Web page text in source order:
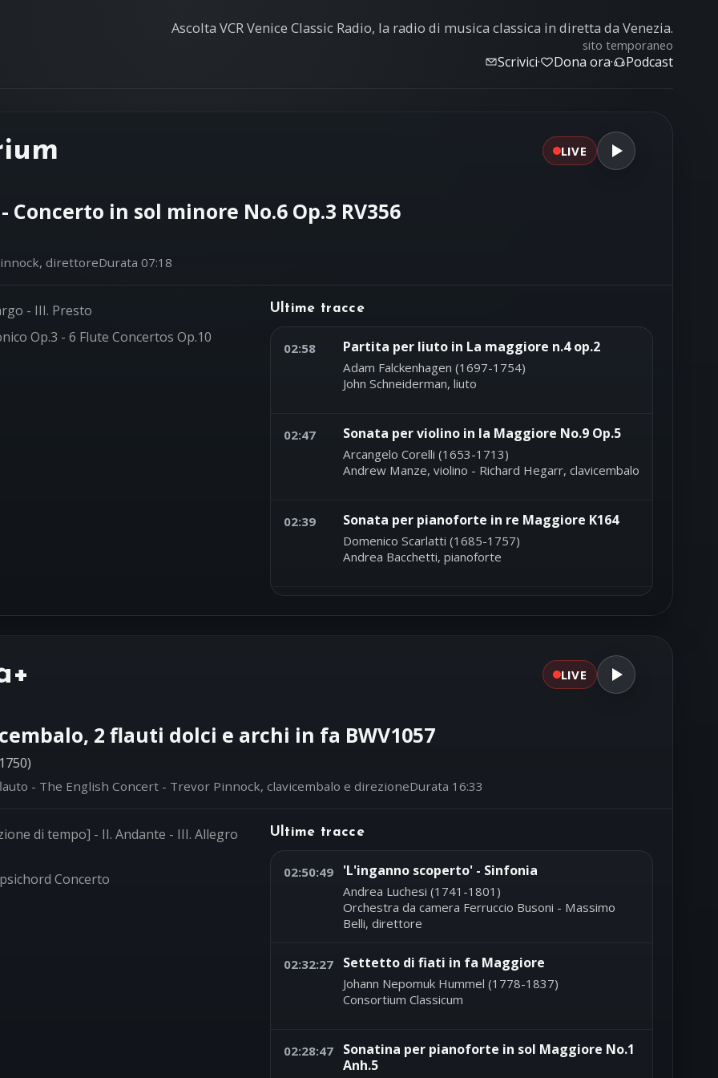
Ascolta VCR Venice Classic Radio, la radio di musica classica in diretta da Venezia.
sito temporaneo
Scrivici· Dona ora· Podcast
LIVE
in sol minore No.6 Op.3 RV356
direttoreDurata 07:18
- III. Presto
Op.3 - 6 Flute Concertos Op.10
Ultime tracce
02:58 Partita per liuto in La maggiore n.4 op.2
Adam Falckenhagen (1697-1754)
John Schneiderman, liuto
02:47 Sonata per violino in la Maggiore No.9 Op.5
Arcangelo Corelli (1653-1713)
Andrew Manze, violino - Richard Hegarr, clavicembalo
02:39 Sonata per pianoforte in re Maggiore K164
Domenico Scarlatti (1685-1757)
Andrea Bacchetti, pianoforte
LIVE
2 flauti dolci e archi in fa BWV1057
- The English Concert - Trevor Pinnock, clavicembalo e direzioneDurata 16:33
di tempo] - II. Andante - III. Allegro
Concerto
Ultime tracce
02:50:49 'L'inganno scoperto' - Sinfonia
Andrea Luchesi (1741-1801)
Orchestra da camera Ferruccio Busoni - Massimo
Belli, direttore
02:32:27 Settetto di fiati in fa Maggiore
Johann Nepomuk Hummel (1778-1837)
Consortium Classicum
02:28:47
Sonatina per pianoforte in sol Maggiore No.1
Anh.5